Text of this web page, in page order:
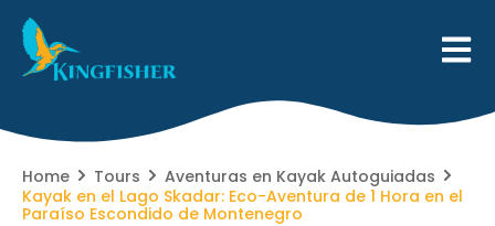
Home Tours
Aventuras en Kayak Autoguiadas
Kayak en el Lago Skadar: Eco-Aventura de 1 Hora en el
Paraíso Escondido de Montenegro